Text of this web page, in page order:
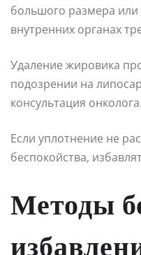
большого размера
внутренних органах
Удаление жировика
подозрении на
консультация онколога.
Если уплотнение не
беспокойства,
Методы